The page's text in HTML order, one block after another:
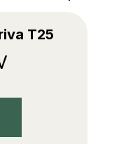
T25